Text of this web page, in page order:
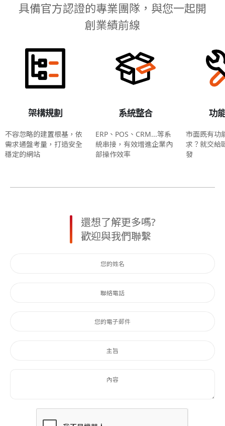
具備官方認證的專業團隊，與您一起開
創業績前線
架構規劃
不容忽略的建置根基，依
需求通盤考量，打造安全
穩定的網站
系統整合
ERP、POS、CRM...等系
統串接，有效增進企業內
部操作效率
功
市面既有功
求？就交給
發
還想了解更多嗎?
歡迎與我們聯繫